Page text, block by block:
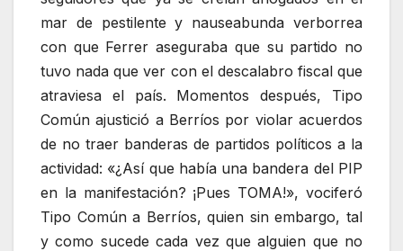
mar de pestilente y nauseabunda verborrea
con que Ferrer aseguraba que su partido no
tuvo nada que ver con el descalabro fiscal que
atraviesa el país. Momentos después, Tipo
Común ajustició a Berríos por violar acuerdos
de no traer banderas de partidos políticos a la
actividad: «¿Así que había una bandera del PIP
en la manifestación? ¡Pues TOMA!», vociferó
Tipo Común a Berríos, quien sin embargo, tal
y como sucede cada vez que alguien que no